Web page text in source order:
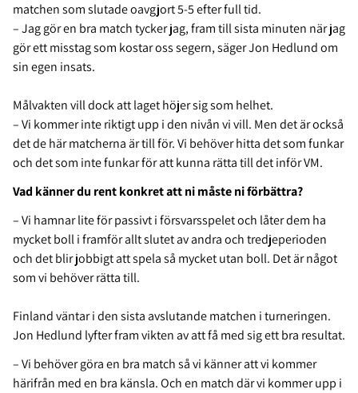
matchen som slutade oavgjort 5-5 efter full tid.
– Jag gör en bra match tycker jag, fram till sista minuten när jag
gör ett misstag som kostar oss segern, säger Jon Hedlund om
sin egen insats.
Målvakten vill dock att laget höjer sig som helhet.
– Vi kommer inte riktigt upp i den nivån vi vill. Men det är också
det de här matcherna är till för. Vi behöver hitta det som funkar
och det som inte funkar för att kunna rätta till det inför VM.
Vad känner du rent konkret att ni måste ni förbättra?
– Vi hamnar lite för passivt i försvarsspelet och låter dem ha
mycket boll i framför allt slutet av andra och tredjeperioden
och det blir jobbigt att spela så mycket utan boll. Det är något
som vi behöver rätta till.
Finland väntar i den sista avslutande matchen i turneringen.
Jon Hedlund lyfter fram vikten av att få med sig ett bra resultat.
– Vi behöver göra en bra match så vi känner att vi kommer
härifrån med en bra känsla. Och en match där vi kommer upp i